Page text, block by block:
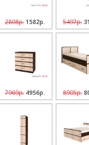
2808p.1582p. 5497p.
7969p. 4956p. 8905p.